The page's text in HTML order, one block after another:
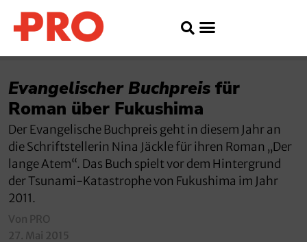
Evangelischer Buchpreis für
Roman über Fukushima
Der Evangelische Buchpreis geht in diesem Jahr an
die Schriftstellerin Nina Jäckle für ihren Roman „Der
lange Atem“. Das Buch spielt vor dem Hintergrund
der Tsunami-Katastrophe von Fukushima im Jahr
2011.
Von PRO
27. Mai 2015